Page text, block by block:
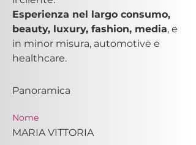
Esperienza nel largo consumo,
beauty, luxury, fashion, media, e
in minor misura, automotive e
healthcare.
Panoramica
Nome
MARIA VITTORIA